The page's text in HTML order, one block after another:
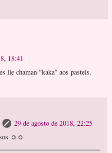
18:41
lle chaman "kaka" aos pasteis.
29 de agosto de 2018, 22:25
☺️☺️